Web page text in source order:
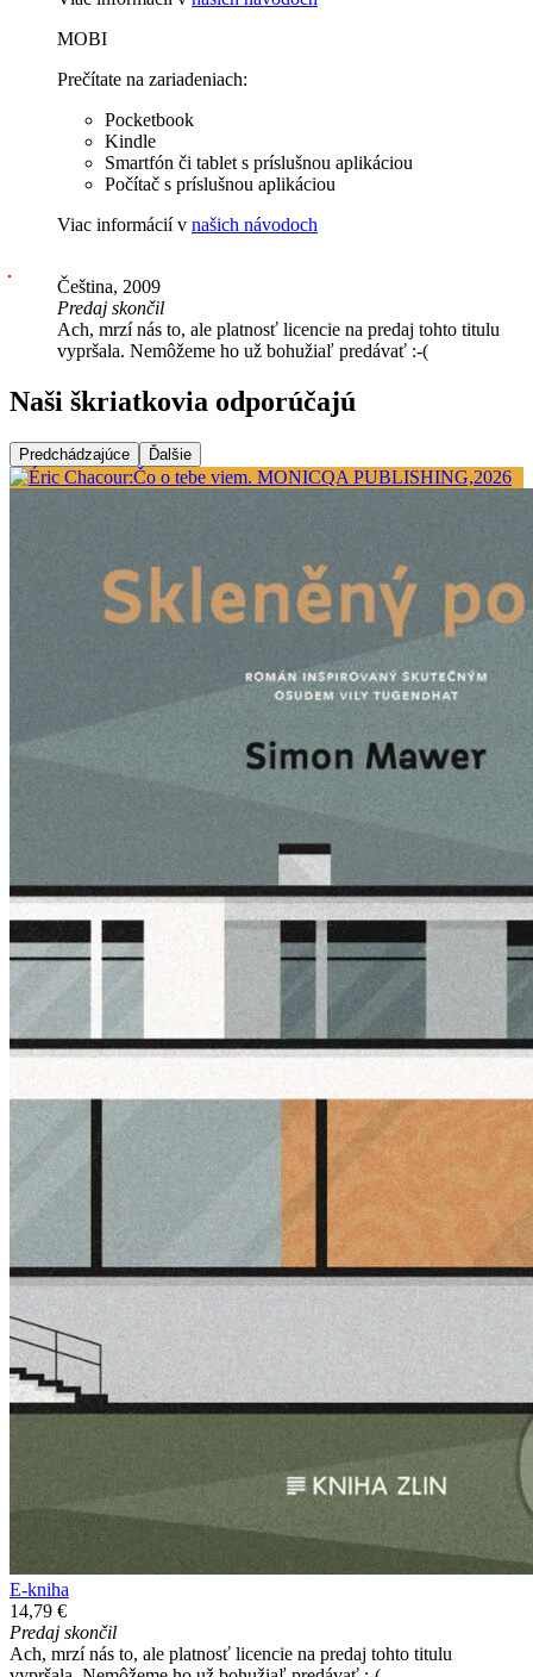
MOBI
Prečítate na zariadeniach:
Pocketbook
Kindle
Smartfón či tablet s príslušnou aplikáciou
Počítač s príslušnou aplikáciou
Viac informácií v našich návodoch
Čeština, 2009
Predaj skončil
Ach, mrzí nás to, ale platnosť licencie na predaj tohto titulu
vypršala. Nemôžeme ho už bohužiaľ predávať :-(
Naši škriatkovia odporúčajú
Predchádzajúce Ďalšie
E-kniha
14,79 €
Predaj skončil
Ach, mrzí nás to, ale platnosť licencie na predaj tohto titulu